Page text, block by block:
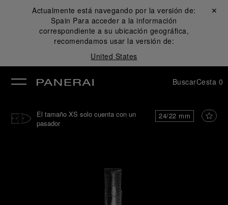
Actualmente está navegando por la versión de:
Spain Para acceder a la información
correspondiente a su ubicación geográfica,
recomendamos usar la versión de:
United States
Cerrar ✕
BuscarCesta 0
24/22 mm
El tamaño XS solo cuenta con un
pasador